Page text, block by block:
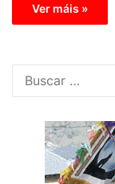
Ver máis »